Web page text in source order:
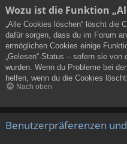
Wozu ist die Funktion
„Alle Cookies löschen“ löscht die
dafür sorgen, dass du im Forum
ermöglichen Cookies einige
„Gelesen“-Status – sofern sie
wurden. Wenn du Probleme bei
helfen, wenn du die Cookies
Nach oben
Benutzerpräferenzen